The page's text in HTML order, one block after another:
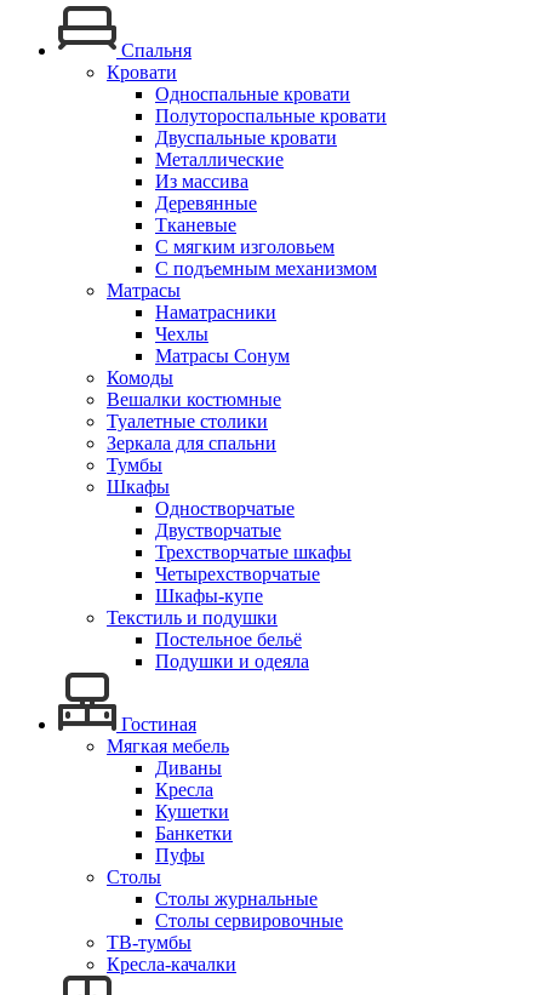
Спальня
Кровати
Односпальные кровати
Полутороспальные кровати
Двуспальные кровати
Металлические
Из массива
Деревянные
Тканевые
С мягким изголовьем
С подъемным механизмом
Матрасы
Наматрасники
Чехлы
Матрасы Сонум
Комоды
Вешалки костюмные
Туалетные столики
Зеркала для спальни
Тумбы
Шкафы
Одностворчатые
Двустворчатые
Трехстворчатые шкафы
Четырехстворчатые
Шкафы-купе
Текстиль и подушки
Постельное бельё
Подушки и одеяла
Гостиная
Мягкая мебель
Диваны
Кресла
Кушетки
Банкетки
Пуфы
Столы
Столы журнальные
Столы сервировочные
ТВ-тумбы
Кресла-качалки